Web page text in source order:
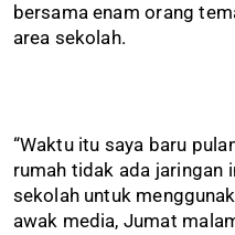
bersama enam orang
area sekolah.
“Waktu itu saya baru
rumah tidak ada jaringan
sekolah untuk
awak media, Jumat